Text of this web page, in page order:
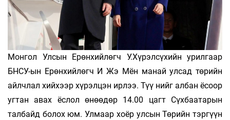
Монгол Улсын Ерөнхийлөгч У.Хүрэлсүхийн урилгаар
БНСУ-ын Ерөнхийлөгч И Жэ Мён манай улсад төрийн
айлчлал хийхээр хүрэлцэн ирлээ. Түү­ нийг албан ёсоор
угтан авах ёслол өнөөдөр 14.00 цагт Сүхбаатарын
талбайд болох юм. Улмаар хоёр улсын Төрийн тэргүүн